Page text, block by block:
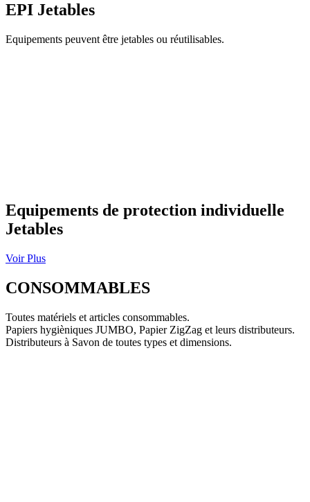
EPI Jetables
Equipements peuvent être jetables ou réutilisables.
Equipements de protection individuelle
Jetables
Voir Plus
CONSOMMABLES
Toutes matériels et articles consommables.
Papiers hygièniques JUMBO, Papier ZigZag et leurs distributeurs.
Distributeurs à Savon de toutes types et dimensions.